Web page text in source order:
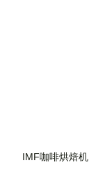
IMF咖啡烘焙机
IMF咖啡烘焙机